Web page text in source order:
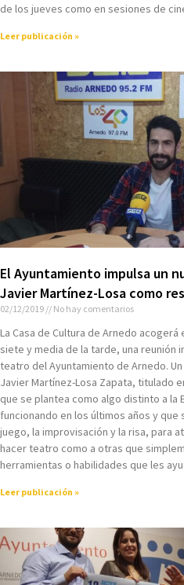
de los jueves como en sesiones de
Leer publicación »
El Ayuntamiento impulsa un
Javier Martínez-Losa como
02/12/2019 No hay comentarios
La Casa de Cultura de Arnedo
siete y media de la tarde, una reunión
teatro del Ayuntamiento de Arnedo.
Javier Martínez-Losa Zapata, titulado
que se plantea como algo distinto a la
funcionando en los últimos años y
juego, la improvisación y la risa, para
hacer teatro como a otras que
herramientas o habilidades que les
Leer publicación »